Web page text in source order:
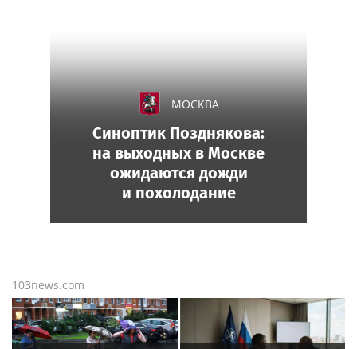
103news.com
МОСКВА
Синоптик Позднякова:
на выходных в Москве
ожидаются дожди
и похолодание